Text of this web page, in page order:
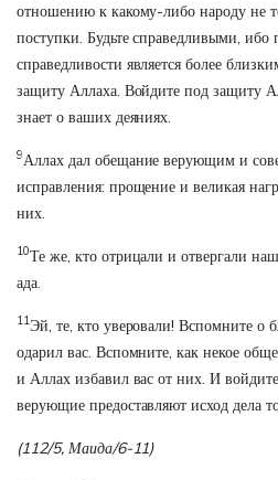
отношению к какому-либо народу не
поступки. Будьте справедливыми, ибо
справедливости является более
защиту Аллаха. Войдите под защиту
знает о ваших деяниях.
9Аллах дал обещание верующим и
исправления: прощение и великая
них.
10Те же, кто отрицали и отвергали
ада.
11Эй, те, кто уверовали! Вспомните о
одарил вас. Вспомните, как некое
и Аллах избавил вас от них. И
верующие предоставляют исход дела
(112/5, Маида/6-11)